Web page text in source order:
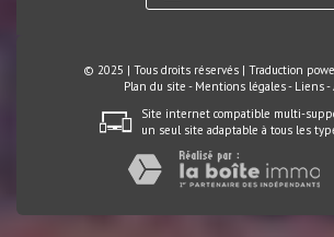
© 2025 | Tous droits réservés | Traduction
Plan du site - Mentions légales- Liens-
Site internet compatible multi-
un seul site adaptable à tous les